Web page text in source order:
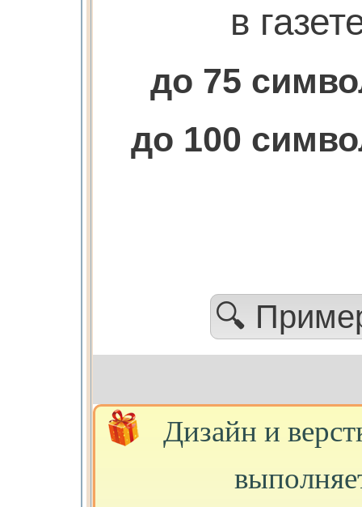
в
до 75
до 100
🔍
Дизайн и